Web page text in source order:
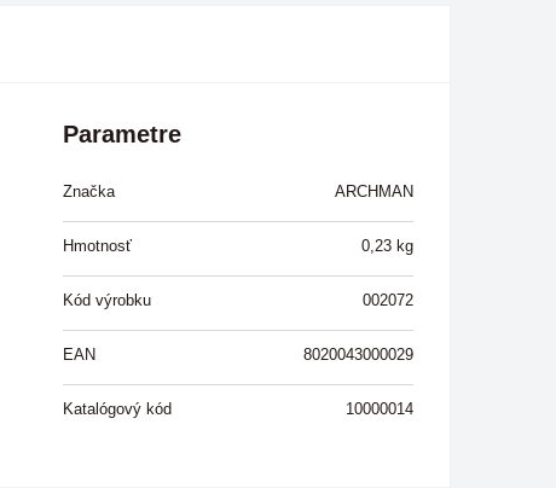
Parametre
Značka ARCHMAN
Hmotnosť 0,23 kg
Kód výrobku 002072
EAN 8020043000029
Katalógový kód 10000014